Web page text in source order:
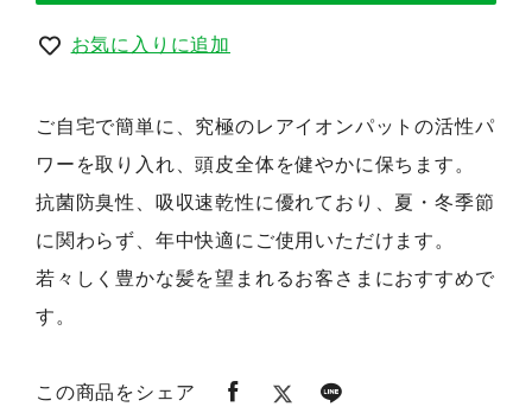
お気に入りに追加
ご自宅で簡単に、究極のレアイオンパットの活性パ
ワーを取り入れ、頭皮全体を健やかに保ちます。
抗菌防臭性、吸収速乾性に優れており、夏・冬季節
に関わらず、年中快適にご使用いただけます。
若々しく豊かな髪を望まれるお客さまにおすすめで
す。
この商品をシェア